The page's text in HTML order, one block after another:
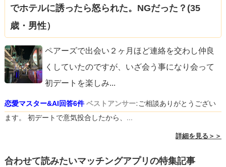
でホテルに誘ったら怒られた。NGだった？(35
歳・男性）
ペアーズで出会い２ヶ月ほど連絡を交わし仲良
くしていたのですが、いざ会う事になり会って
初デートを楽しみ...
恋愛マスター&AI回答6件 ベストアンサー:ご相談ありがとうござい
ます。 初デートで意気投合したから、...
詳細を見る＞＞
合わせて読みたいマッチングアプリの特集記事